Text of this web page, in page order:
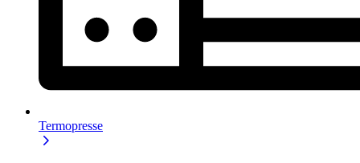
Termopresse